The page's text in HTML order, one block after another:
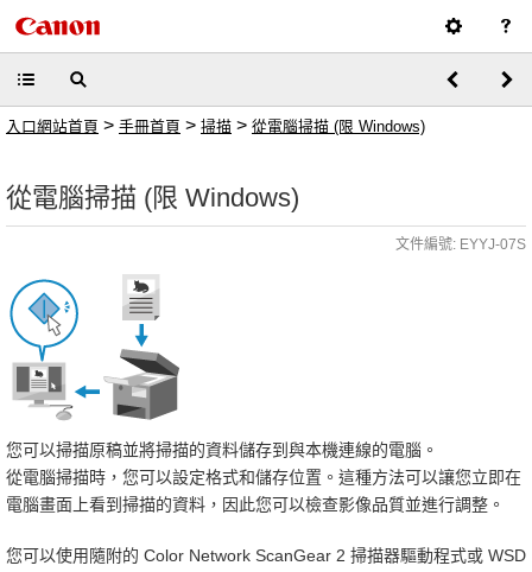
入口網站首頁 > 手冊首頁 > 掃描 > 從電腦掃描 (限 Windows)
從電腦掃描 (限 Windows)
文件編號: EYYJ-07S
您可以掃描原稿並將掃描的資料儲存到與本機連線的電腦。
從電腦掃描時，您可以設定格式和儲存位置。這種方法可以讓您立即在
電腦畫面上看到掃描的資料，因此您可以檢查影像品質並進行調整。
您可以使用隨附的 Color Network ScanGear 2 掃描器驅動程式或 WSD